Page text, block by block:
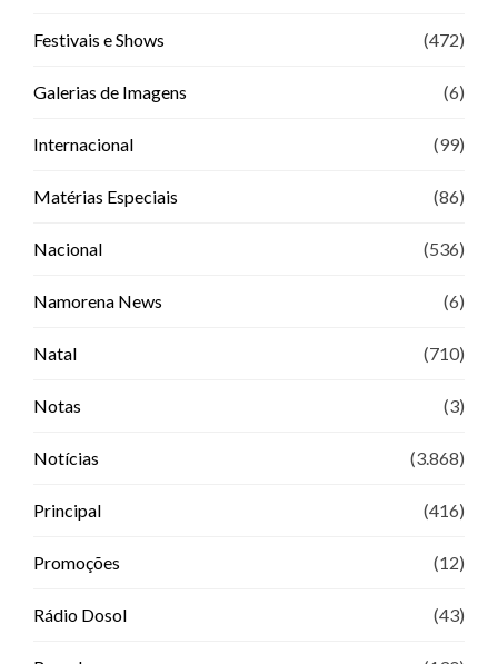
Festivais e Shows (472)
Galerias de Imagens (6)
Internacional (99)
Matérias Especiais (86)
Nacional (536)
Namorena News (6)
Natal (710)
Notas (3)
Notícias (3.868)
Principal (416)
Promoções (12)
Rádio Dosol (43)